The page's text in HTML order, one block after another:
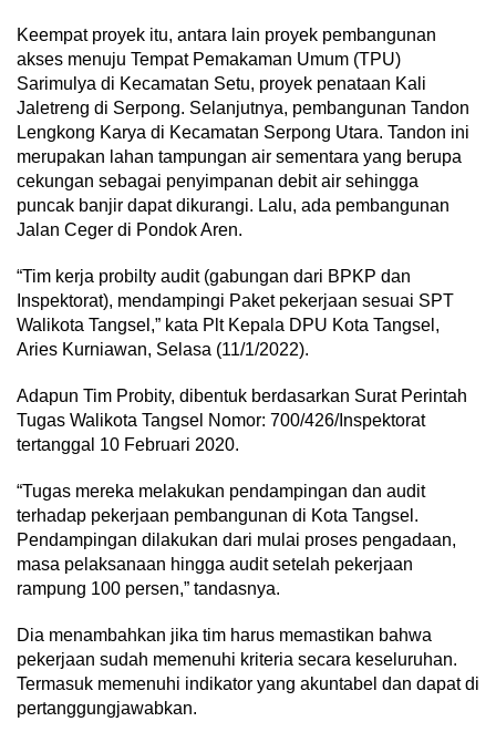
Keempat proyek itu, antara lain proyek pembangunan
akses menuju Tempat Pemakaman Umum (TPU)
Sarimulya di Kecamatan Setu, proyek penataan Kali
Jaletreng di Serpong. Selanjutnya, pembangunan Tandon
Lengkong Karya di Kecamatan Serpong Utara. Tandon ini
merupakan lahan tampungan air sementara yang berupa
cekungan sebagai penyimpanan debit air sehingga
puncak banjir dapat dikurangi. Lalu, ada pembangunan
Jalan Ceger di Pondok Aren.
“Tim kerja probilty audit (gabungan dari BPKP dan
Inspektorat), mendampingi Paket pekerjaan sesuai SPT
Walikota Tangsel,” kata Plt Kepala DPU Kota Tangsel,
Aries Kurniawan, Selasa (11/1/2022).
Adapun Tim Probity, dibentuk berdasarkan Surat Perintah
Tugas Walikota Tangsel Nomor: 700/426/Inspektorat
tertanggal 10 Februari 2020.
“Tugas mereka melakukan pendampingan dan audit
terhadap pekerjaan pembangunan di Kota Tangsel.
Pendampingan dilakukan dari mulai proses pengadaan,
masa pelaksanaan hingga audit setelah pekerjaan
rampung 100 persen,” tandasnya.
Dia menambahkan jika tim harus memastikan bahwa
pekerjaan sudah memenuhi kriteria secara keseluruhan.
Termasuk memenuhi indikator yang akuntabel dan dapat di
pertanggungjawabkan.